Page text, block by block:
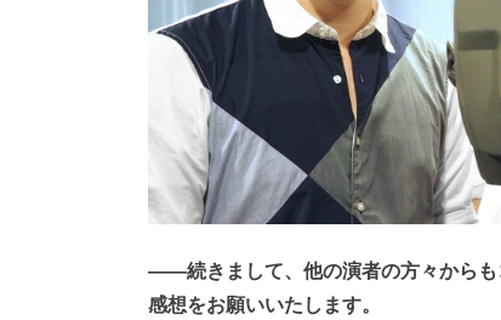
――続きまして、他の演者の方々からも
感想をお願いいたします。